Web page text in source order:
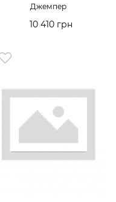
Джемпер
10 410 грн